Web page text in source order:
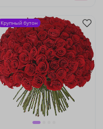
Крупный бутон